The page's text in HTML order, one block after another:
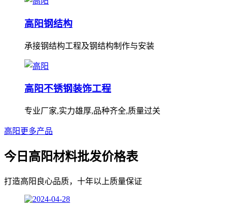
高阳钢结构
承接钢结构工程及钢结构制作与安装
高阳不锈钢装饰工程
专业厂家,实力雄厚,品种齐全,质量过关
高阳更多产品
今日高阳材料批发价格表
打造高阳良心品质，十年以上质量保证